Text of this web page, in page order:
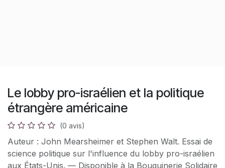
Le lobby pro-israélien et la politique
étrangère américaine
(0 avis)
Auteur : John Mearsheimer et Stephen Walt. Essai de
science politique sur l'influence du lobby pro-israélien
aux États-Unis. — Disponible à la Bouquinerie Solidaire